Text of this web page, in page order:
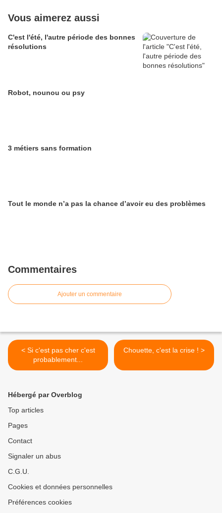
Vous aimerez aussi
C'est l'été, l'autre période des bonnes
résolutions
Robot, nounou ou psy
3 métiers sans formation
Tout le monde n’a pas la chance d’avoir eu des problèmes
Commentaires
Ajouter un commentaire
< Si c'est pas cher c'est
probablement...
Chouette, c'est la crise ! >
Hébergé par Overblog
Top articles
Pages
Contact
Signaler un abus
C.G.U.
Cookies et données personnelles
Préférences cookies